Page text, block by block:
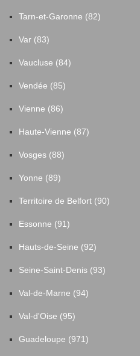
Tarn-et-Garonne (82)
Var (83)
Vaucluse (84)
Vendée (85)
Vienne (86)
Haute-Vienne (87)
Vosges (88)
Yonne (89)
Territoire de Belfort (90)
Essonne (91)
Hauts-de-Seine (92)
Seine-Saint-Denis (93)
Val-de-Marne (94)
Val-d'Oise (95)
Guadeloupe (971)